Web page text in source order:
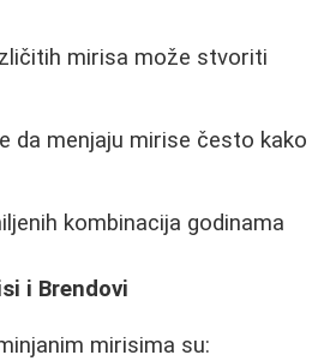
mirisa može stvoriti
da menjaju mirise često kako
kombinacija godinama
i Brendovi
mirisima su: